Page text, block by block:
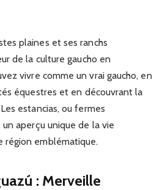
plaines et ses ranchs
de la culture gaucho en
vivre comme un vrai gaucho, en
équestres et en découvrant la
estancias, ou fermes
aperçu unique de la vie
région emblématique.
: Merveille